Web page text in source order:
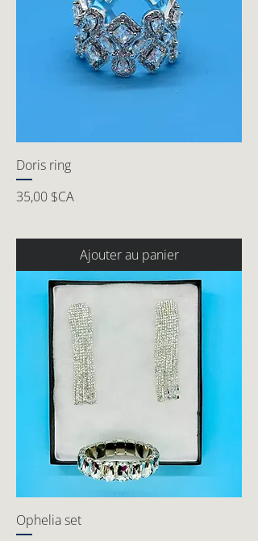
Doris ring
Prix
35,00 $CA
Ajouter au panier
Ophelia set